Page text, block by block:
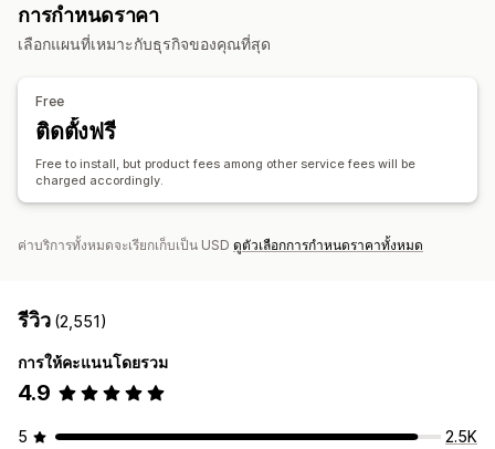
ธุรกิจและสำนักงาน
จีน
เครื่องมือสร้างม็อคอัป
เทมเพลตที่กำหนดเอง
กระเป๋า
ผ้าห่ม
ของขวัญวันหยุด
ตัวเลือกการจัดส่ง
การจัดการคำสั่งซื้อทั่วโลก อัปเดตแบบเรียลไทม์
การกำหนดราคา
เลือกแผนที่เหมาะกับธุรกิจของคุณที่สุด
Free
ติดตั้งฟรี
Free to install, but product fees among other service fees will be
charged accordingly.
ค่าบริการทั้งหมดจะเรียกเก็บเป็น USD ดูตัวเลือกการกำหนดราคาทั้งหมด
รีวิว (2,551)
การให้คะแนนโดยรวม
4.9
5
2.5K